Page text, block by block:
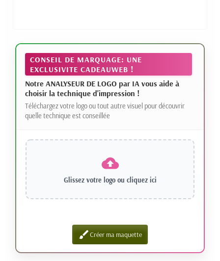
CONSEIL DE MARQUAGE: UNE
EXCLUSIVITE CADEAUWEB !
Notre ANALYSEUR DE LOGO par IA vous aide à
choisir la technique d'impression !
Téléchargez votre logo ou tout autre visuel pour découvrir
quelle technique est conseillée
Glissez votre logo ou cliquez ici
brushCréer ma maquette